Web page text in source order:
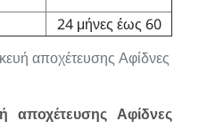
αποχέτευσης Αφίδνες
24 μήνες έως 60
αποχέτευσης Αφίδνες